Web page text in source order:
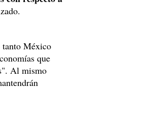
tanto México
que
Al mismo